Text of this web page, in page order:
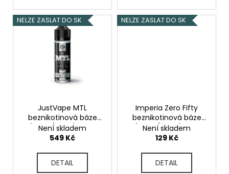
NELZE ZASLAT DO SK
JustVape MTL
beznikotinová báze
(50VG/50PG) 50ml
Není skladem
549 Kč
DETAIL
NELZE ZASLAT DO SK
Imperia Zero Fifty
beznikotinová báze
(50VG/50PG) 10ml
10ml
Není skladem
129 Kč
DETAIL